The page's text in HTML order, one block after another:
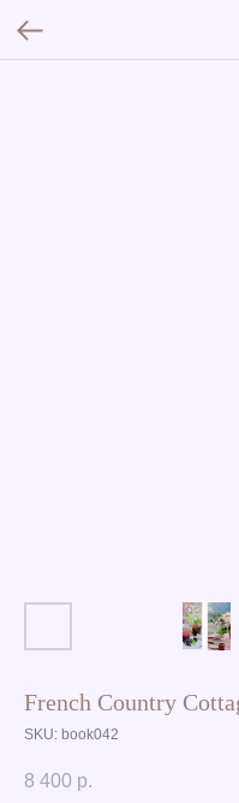
French Country
SKU: book042
8 400 р.